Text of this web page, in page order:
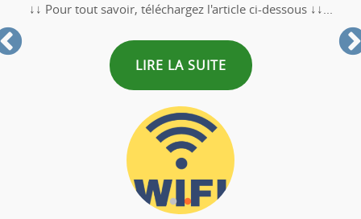
↓↓ Pour tout savoir, téléchargez l'article ci-dessous ↓↓...
LIRE LA SUITE